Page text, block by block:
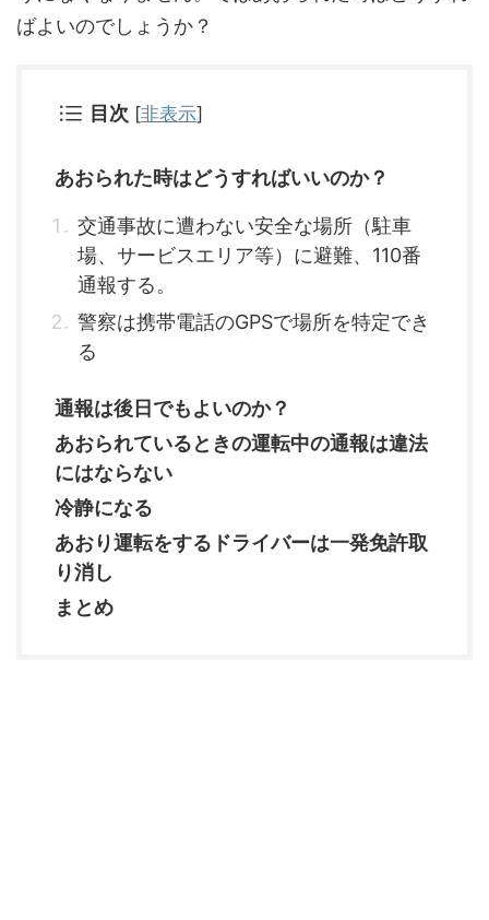
ばよいのでしょうか？
目次 [非表示]
あおられた時はどうすればいいのか？
交通事故に遭わない安全な場所（駐車
場、サービスエリア等）に避難、110番
通報する。
警察は携帯電話のGPSで場所を特定でき
る
通報は後日でもよいのか？
あおられているときの運転中の通報は違法
にはならない
冷静になる
あおり運転をするドライバーは一発免許取
り消し
まとめ